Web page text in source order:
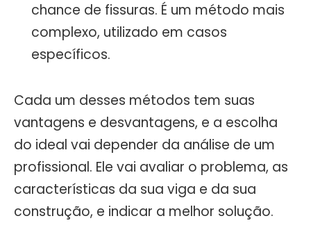
chance de fissuras. É um método mais
complexo, utilizado em casos
específicos.
Cada um desses métodos tem suas
vantagens e desvantagens, e a escolha
do ideal vai depender da análise de um
profissional. Ele vai avaliar o problema, as
características da sua viga e da sua
construção, e indicar a melhor solução.